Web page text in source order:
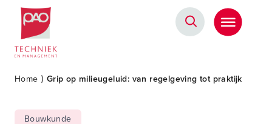
Postacademische cursussen, leergangen en opleidingen
Home ⟩ Grip op milieugeluid: van regelgeving tot praktijk
Bouwkunde